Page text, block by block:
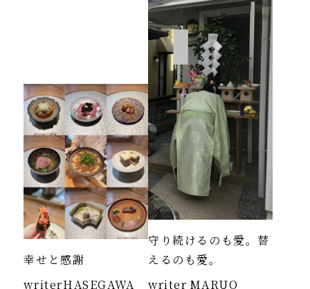
幸せと感謝
writerHASEGAWA
守り続けるのも愛。替
えるのも愛。
writer MARUO